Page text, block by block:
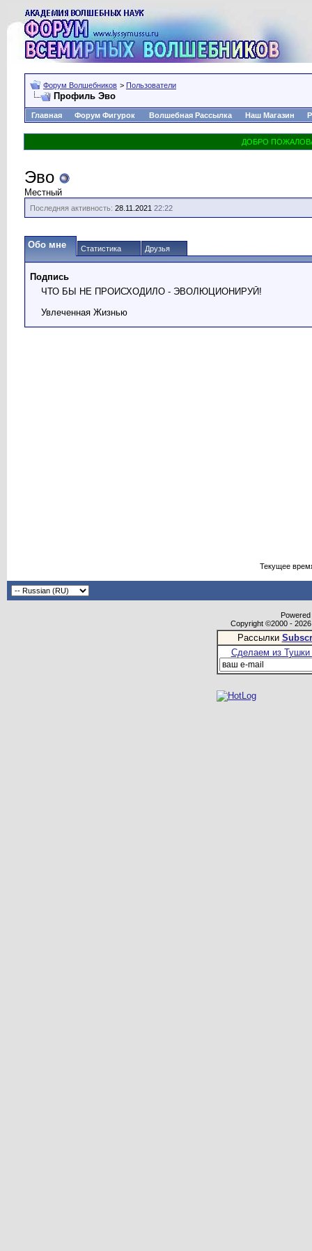
Форум Волшебников > Пользователи
Профиль Эво
Главная Форум Фигурок Волшебная Рассылка Наш Магазин
Эво
Местный
Последняя активность: 28.11.2021 22:22
Обо мне Статистика Друзья
Подпись
ЧТО БЫ НЕ ПРОИСХОДИЛО - ЭВОЛЮЦИОНИРУЙ!
Увлеченная Жизнью
Текущее
Copyright ©2000 -
Рассылки
Сделаем из Тушки